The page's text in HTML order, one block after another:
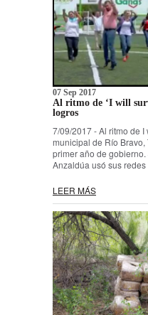
07 Sep 2017
Al ritmo de ‘I will
logros
7/09/2017 - Al ritmo de
municipal de Río
primer año de
Anzaldúa usó sus
LEER MÁS